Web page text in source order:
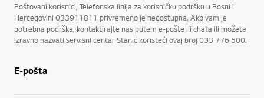
Poštovani korisnici, Telefonska linija za korisničku podršku u Bosni i
Hercegovini 033911811 privremeno je nedostupna. Ako vam je
potrebna podrška, kontaktirajte nas putem e-pošte ili chata ili možete
izravno nazvati servisni centar Stanic koristeći ovaj broj 033 776 500.
E-pošta